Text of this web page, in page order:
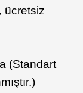
ücretsiz
(Standart